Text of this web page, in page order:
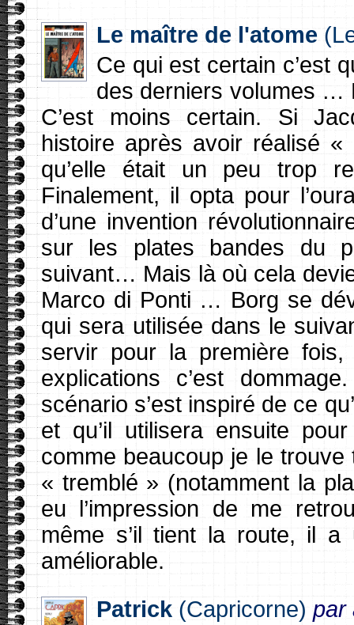
Le maître de l'atome
Ce qui est certain c’est
des derniers volumes …
C’est moins certain. Si
histoire après avoir réalisé «
qu’elle était un peu trop
Finalement, il opta pour
d’une invention
sur les plates bandes du
suivant… Mais là où cela
Marco di Ponti … Borg se
qui sera utilisée dans le
servir pour la première
explications c’est
scénario s’est inspiré de ce
et qu’il utilisera ensuite
comme beaucoup je le
« tremblé » (notamment la
eu l’impression de me
même s’il tient la route, il a
améliorable.
Patrick (Capricorne) par